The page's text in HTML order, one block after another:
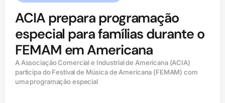
ACIA prepara programação
especial para famílias durante o
FEMAM em Americana
A Associação Comercial e Industrial de Americana (ACIA)
participa do Festival de Música de Americana (FEMAM) com
uma programação especial